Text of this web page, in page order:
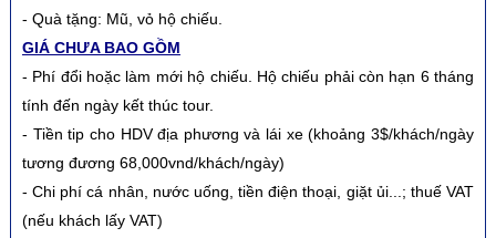
- Quà tặng: Mũ, vỏ hộ chiếu.
GIÁ CHƯA BAO GỒM
- Phí đổi hoặc làm mới hộ chiếu. Hộ chiếu phải còn hạn 6 tháng
tính đến ngày kết thúc tour.
- Tiền tip cho HDV địa phương và lái xe (khoảng 3$/khách/ngày
tương đương 68,000vnd/khách/ngày)
- Chi phí cá nhân, nước uống, tiền điện thoại, giặt ủi...; thuế VAT
(nếu khách lấy VAT)